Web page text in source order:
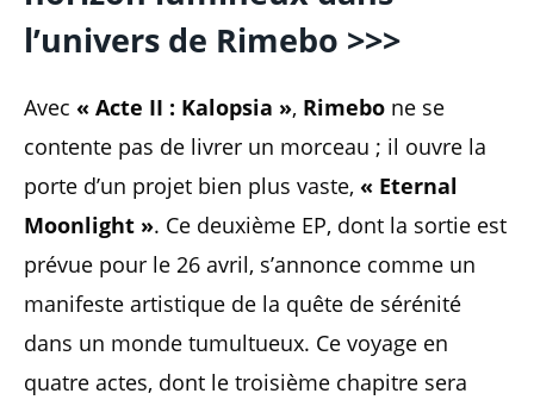
l’univers de Rimebo >>>
Avec « Acte II : Kalopsia », Rimebo ne se
contente pas de livrer un morceau ; il ouvre la
porte d’un projet bien plus vaste, « Eternal
Moonlight ». Ce deuxième EP, dont la sortie est
prévue pour le 26 avril, s’annonce comme un
manifeste artistique de la quête de sérénité
dans un monde tumultueux. Ce voyage en
quatre actes, dont le troisième chapitre sera